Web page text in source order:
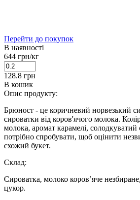
Перейти до покупок
В наявності
644 грн/кг
128.8 грн
В кошик
Опис продукту:
Брюност - це коричневий норвезький
сироватки від коров'ячого молока.
молока, аромат карамелі,
потрібно спробувати, щоб оцінити
схожий букет.
Склад:
Сироватка, молоко коров’яче
цукор.